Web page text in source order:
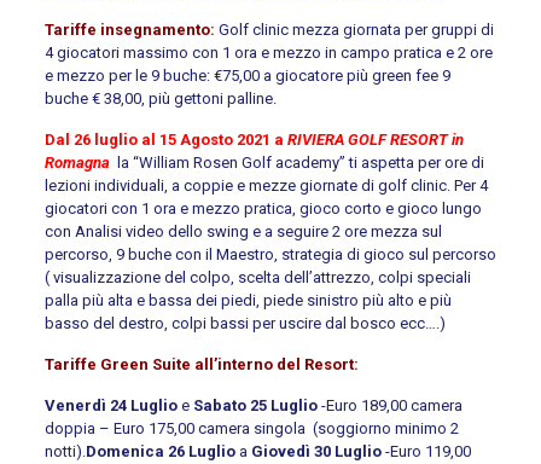
Tariffe insegnamento: Golf clinic mezza giornata per gruppi di
4 giocatori massimo con 1 ora e mezzo in campo pratica e 2 ore
e mezzo per le 9 buche: €75,00 a giocatore più green fee 9
buche € 38,00, più gettoni palline.
Dal 26 luglio al 15 Agosto 2021 a RIVIERA GOLF RESORT in
Romagnala “William Rosen Golf academy” ti aspetta per ore di
lezioni individuali, a coppie e mezze giornate di golf clinic. Per 4
giocatori con 1 ora e mezzo pratica, gioco corto e gioco lungo
con Analisi video dello swing e a seguire 2 ore mezza sul
percorso, 9 buche con il Maestro, strategia di gioco sul percorso
( visualizzazione del colpo, scelta dell’attrezzo, colpi speciali
palla più alta e bassa dei piedi, piede sinistro più alto e più
basso del destro, colpi bassi per uscire dal bosco ecc….)
Tariffe Green Suite all’interno del Resort:
Venerdì 24 Luglio e Sabato 25 Luglio -Euro 189,00 camera
doppia – Euro 175,00 camera singola (soggiorno minimo 2
notti).Domenica 26 Luglio a Giovedì 30 Luglio -Euro 119,00